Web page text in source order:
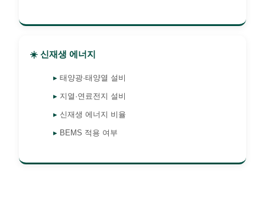
☀️ 신재생 에너지
태양광·태양열 설비
지열·연료전지 설비
신재생 에너지 비율
BEMS 적용 여부